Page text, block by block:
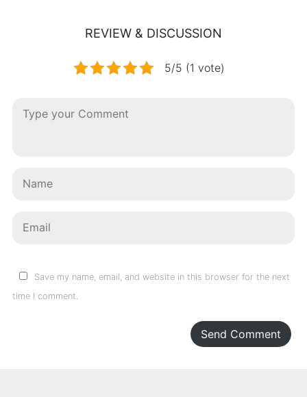
REVIEW & DISCUSSION
5/5 (1 vote)
Save my name, email, and website in this browser for the next
time I comment.
Send Comment